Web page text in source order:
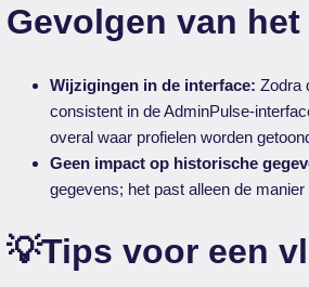
Gevolgen van
Wijzigingen in de interface: Zodra
consistent in de AdminPulse-
overal waar profielen worden
Geen impact op historische
gegevens; het past alleen de
💡Tips voor een